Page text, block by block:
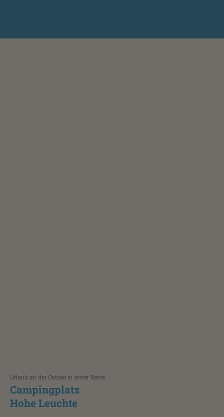
Urlaub an der Ostsee in erster Reihe
Campingplatz
Hohe Leuchte